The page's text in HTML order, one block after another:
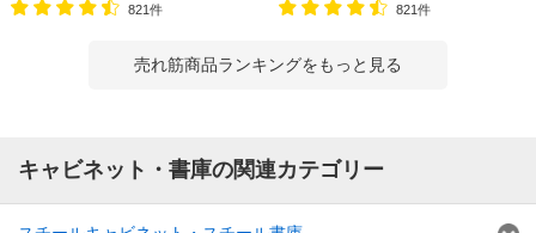
821件
821件
売れ筋商品ランキングをもっと見る
キャビネット・書庫の関連カテゴリー